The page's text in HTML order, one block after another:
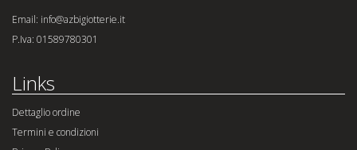
Email: info@azbigiotterie.it
P.Iva: 01589780301
Links
Dettaglio ordine
Termini e condizioni